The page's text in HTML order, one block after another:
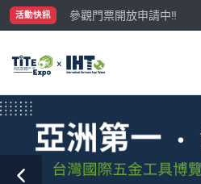
活動快訊
參觀門票開放申請中‼️
最大規模台灣五金展TiTE